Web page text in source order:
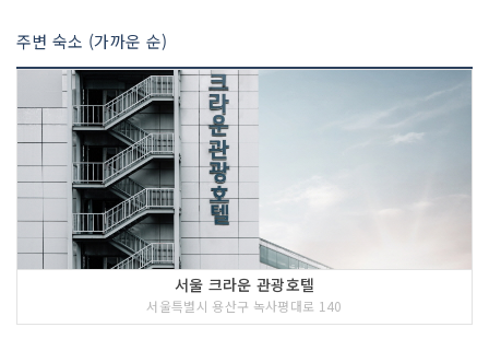
주변 숙소 (가까운 순)
서울 크라운 관광호텔
서울특별시 용산구 녹사평대로 140